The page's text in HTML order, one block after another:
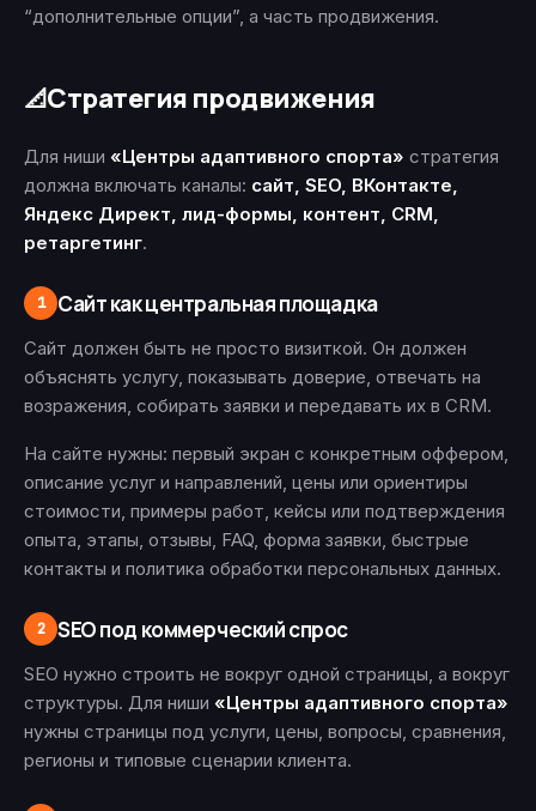
“дополнительные опции”, а часть продвижения.
📐Стратегия продвижения
Для ниши «Центры адаптивного спорта» стратегия
должна включать каналы: сайт, SEO, ВКонтакте,
Яндекс Директ, лид-формы, контент, CRM,
ретаргетинг.
1 Сайт как центральная площадка
Сайт должен быть не просто визиткой. Он должен
объяснять услугу, показывать доверие, отвечать на
возражения, собирать заявки и передавать их в CRM.
На сайте нужны: первый экран с конкретным оффером,
описание услуг и направлений, цены или ориентиры
стоимости, примеры работ, кейсы или подтверждения
опыта, этапы, отзывы, FAQ, форма заявки, быстрые
контакты и политика обработки персональных данных.
2 SEO под коммерческий спрос
SEO нужно строить не вокруг одной страницы, а вокруг
структуры. Для ниши «Центры адаптивного спорта»
нужны страницы под услуги, цены, вопросы, сравнения,
регионы и типовые сценарии клиента.